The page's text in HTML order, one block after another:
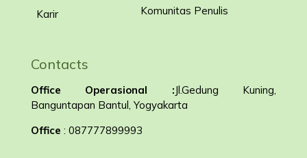
Karir
Komunitas Penulis
Contacts
Office Operasional :Jl.Gedung Kuning,
Banguntapan Bantul, Yogyakarta
Office : 087777899993